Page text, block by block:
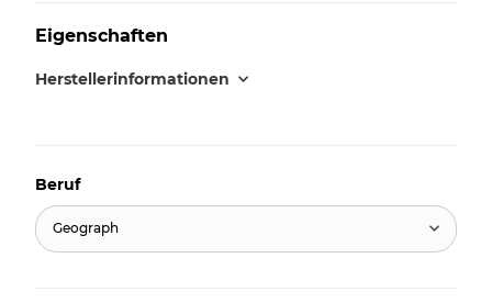
Eigenschaften
Herstellerinformationen
Beruf
Geograph